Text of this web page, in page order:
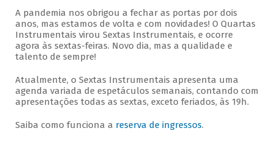
A pandemia nos obrigou a fechar as portas por dois
anos, mas estamos de volta e com novidades! O Quartas
Instrumentais virou Sextas Instrumentais, e ocorre
agora às sextas-feiras. Novo dia, mas a qualidade e
talento de sempre!
Atualmente, o Sextas Instrumentais apresenta uma
agenda variada de espetáculos semanais, contando com
apresentações todas as sextas, exceto feriados, às 19h.
Saiba como funciona a reserva de ingressos.